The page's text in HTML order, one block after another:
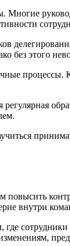
без этого
процессы.
внутри
сотрудники